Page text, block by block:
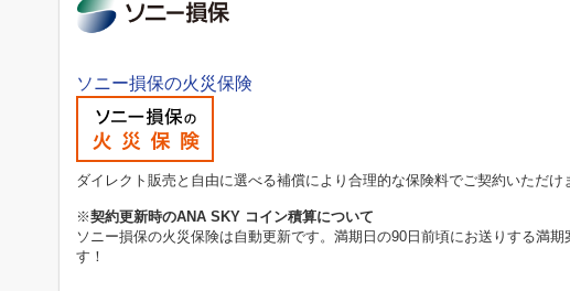
ソニー損保の火災保険
ダイレクト販売と自由に選べる補償により合理的な保険料でご契約いただ
※契約更新時のANA SKY コイン積算について
ソニー損保の火災保険は自動更新です。満期日の90日前頃にお送りする満
す！